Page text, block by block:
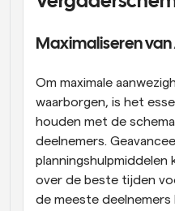
Maximaliseren
Om maximale
waarborgen, is het
houden met de
deelnemers.
planningshulpmiddelen
over de beste tijden
de meeste deelnemers